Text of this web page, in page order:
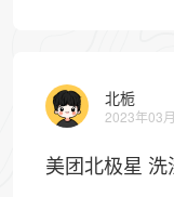
北栀
2023年03
美团北极星